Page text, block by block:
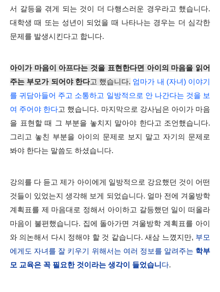
서 갈등을 겪게 되는 것이 더 다행스러운 경우라고 했습니다.
대학생 때 또는 성년이 되었을 때 나타나는 경우는 더 심각한
문제를 발생시킨다고 합니다.
아이가 마음이 아프다는 것을 표현한다면 아이의 마음을 읽어
주는 부모가 되어야 한다고 했습니다. 엄마가 내 (자녀) 이야기
를 귀담아들어 주고 소통하고 일방적으로 안 나간다는 것을 보
여 주어야 한다고 했습니다. 마지막으로 강사님은 아이가 마음
을 표현할 때 그 부분을 놓치지 말아야 한다고 조언했습니다.
그리고 놓친 부분을 아이의 문제로 보지 말고 자기의 문제로
봐야 한다는 말씀도 하셨습니다.
강의를 다 듣고 제가 아이에게 일방적으로 강요했던 것이 어떤
것들이 있었는지 생각해 보게 되었습니다. 얼마 전에 겨울방학
계획표를 제 마음대로 정해서 아이하고 갈등했던 일이 떠올라
마음이 불편했습니다. 집에 돌아가면 겨울방학 계획표를 아이
와 의논해서 다시 정해야 할 것 같습니다. 새삼 느꼈지만, 부모
에게도 자녀를 잘 키우기 위해서는 여러 정보를 알려주는 학부
모 교육은 꼭 필요한 것이라는 생각이 들었습니 다.